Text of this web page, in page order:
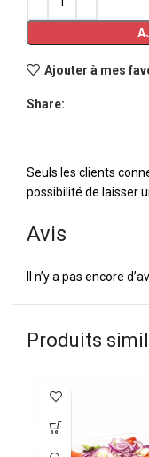
Ajouter à mes
Share:
Avis
Il n’y a pas encore
Seuls les clients
possibilité de laisser
Produits